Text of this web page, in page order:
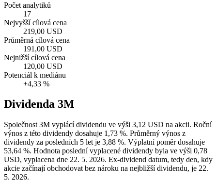
Počet analytiků
17
Nejvyšší cílová cena
219,00 USD
Průměrná cílová cena
191,00 USD
Nejnižší cílová cena
120,00 USD
Potenciál k mediánu
+4,33 %
Dividenda 3M
Společnost 3M vyplácí dividendu ve výši 3,12 USD na akcii. Roční
výnos z této dividendy dosahuje 1,73 %. Průměrný výnos z
dividendy za posledních 5 let je 3,88 %. Výplatní poměr dosahuje
53,64 %. Hodnota poslední vyplacené dividendy byla ve výši 0,78
USD, vyplacena dne 22. 5. 2026. Ex-dividend datum, tedy den, kdy
akcie začínají obchodovat bez nároku na nejbližší dividendu, je 22.
5. 2026.